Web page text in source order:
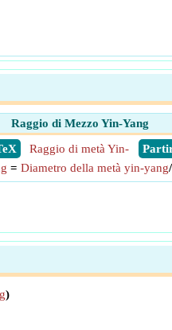
Raggio di Mezzo Yin-Yang
Raggio di metà Yin-
= Diametro della metà yin-yang
)